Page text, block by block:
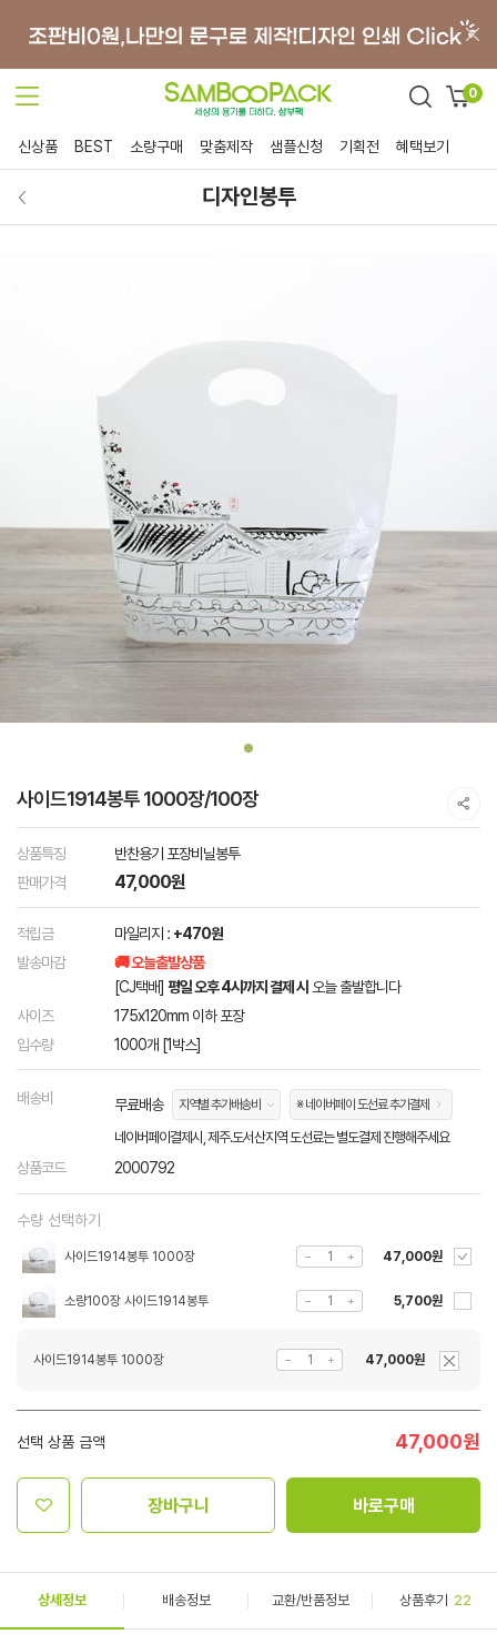
0
신상품 BEST 소량구매 맞춤제작 샘플신청 기획전 혜택보기
디자인봉투
사이드1914봉투 1000장/100장
상품특징
반찬용기 포장비닐봉투
판매가격
47,000원
적립금 마일리지 : +470원
발송마감
🚚 오늘출발상품
[CJ택배] 평일 오후 4시까지 결제 시 오늘 출발합니다
사이즈
175x120mm 이하 포장
입수량
1000개 [1박스]
배송비 무료배송 지역별 추가배송비 ※ 네이버페이 도선료 추가결제
네이버페이결제시, 제주.도서산지역 도선료는 별도결제 진행해주세요
상품코드 2000792
수량 선택하기
사이드1914봉투 1000장 47,000원
소량100장 사이드1914봉투 5,700원
사이드1914봉투 1000장 47,000원
선택 상품 금액 47,000원
장바구니 바로구매
상세정보 배송정보 교환/반품정보 상품후기 22